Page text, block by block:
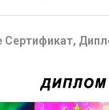
Сертификат,